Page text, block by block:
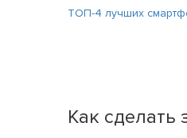
ТОП-4 лучших
Как сделать